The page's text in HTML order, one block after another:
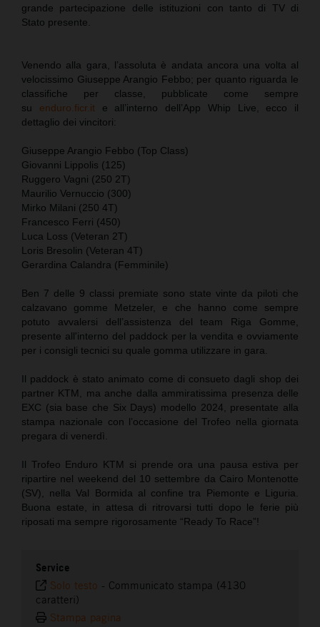
grande partecipazione delle istituzioni con tanto di TV di
Stato presente.
Venendo alla gara, l’assoluta è andata ancora una volta al
velocissimo Giuseppe Arangio Febbo; per quanto riguarda le
classifiche per classe, pubblicate come sempre
su enduro.ficr.it e all’interno dell’App Whip Live, ecco il
dettaglio dei vincitori:
Giuseppe Arangio Febbo (Top Class)
Giovanni Lippolis (125)
Ruggero Vagni (250 2T)
Maurilio Vernuccio (300)
Mirko Milani (250 4T)
Francesco Ferri (450)
Luca Loss (Veteran 2T)
Loris Bresolin (Veteran 4T)
Gerardina Calandra (Femminile)
Ben 7 delle 9 classi premiate sono state vinte da piloti che
calzavano gomme Metzeler, e che hanno come sempre
potuto avvalersi dell’assistenza del team Riga Gomme,
presente all'interno del paddock per la vendita e ovviamente
per i consigli tecnici su quale gomma utilizzare in gara.
Il paddock è stato animato come di consueto dagli shop dei
partner KTM, ma anche dalla ammiratissima presenza delle
EXC (sia base che Six Days) modello 2024, presentate alla
stampa nazionale con l’occasione del Trofeo nella giornata
pregara di venerdì.
Il Trofeo Enduro KTM si prende ora una pausa estiva per
ripartire nel weekend del 10 settembre da Cairo Montenotte
(SV), nella Val Bormida al confine tra Piemonte e Liguria.
Buona estate, in attesa di ritrovarsi tutti dopo le ferie più
riposati ma sempre rigorosamente “Ready To Race”!
Service
Solo testo - Communicato stampa (4130
caratteri)
Stampa pagina